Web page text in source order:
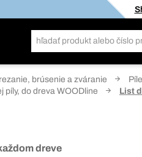
brúsenie a zváranie
píly, do dreva WOODline
List
dreve